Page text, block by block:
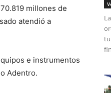
millones de
atendió a
e instrumentos
Adentro.